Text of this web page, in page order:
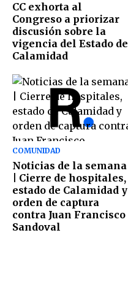
CC exhorta al
Congreso a priorizar
discusión sobre la
vigencia del Estado de
Calamidad
COMUNIDAD
Noticias de la semana
| Cierre de hospitales,
estado de Calamidad y
orden de captura
contra Juan Francisco
Sandoval